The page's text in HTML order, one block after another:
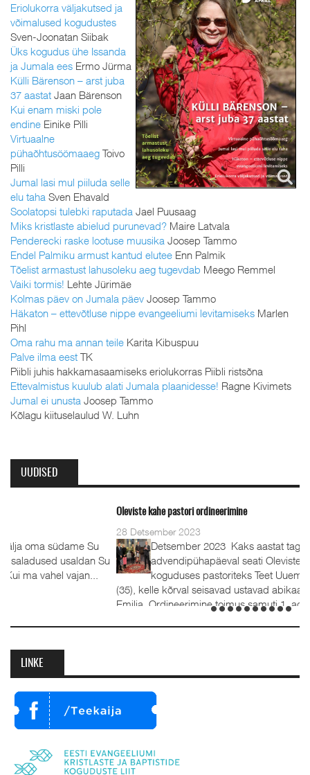
Eriolukorra väljakutsed ja
võimalused kogudustes
Sven-Joonatan Siibak
Üks kogudus ühe Issanda
ja Jumala ees Ermo Jürma
Külli Bärenson – arst juba
37 aastat Jaan Bärenson
Kui enam miski pole
endine Einike Pilli
Virtuaalne
pühaõhtusöömaaeg Toivo
Pilli
Jumal lasi mul piiluda selle
elu taha Sven Ehavald
Soolatopsi tulebki raputada Jael Puusaag
Miks kristlaste abielud purunevad? Maire Latvala
Penderecki raske lootuse muusika Joosep Tammo
Endel Palmiku armust kantud elutee Enn Palmik
Tõelist armastust lahusoleku aeg tugevdab Meego Remmel
Vaiki tormis! Lehte Jürimäe
Kolmas päev on Jumala päev Joosep Tammo
Häkaton – ettevõtluse nippe evangeeliumi levitamiseks Marlen
Pihl
Oma rahu ma annan teile Karita Kibuspuu
Palve ilma eest TK
Piibli juhis hakkamasaamiseks eriolukorras Piibli ristsõna
Ettevalmistus kuulub alati Jumala plaanidesse! Ragne Kivimets
Jumal ei unusta Joosep Tammo
Kõlagu kiituselaulud W. Luhn
UUDISED
Oleviste kahe pastori ordineerimine
Detsember 2023 Kaks aastat tagasi, 1.
advendipühapäeval seati Oleviste
koguduses pastoriteks Teet Uuemõis (56) ja Rait Tõnnori
(35), kelle kõrval seisavad ustavad abikaasad Külli ja Hanna-
Emilia. Ordineerimine toimus samuti 1. advendil, 3.
LINKE